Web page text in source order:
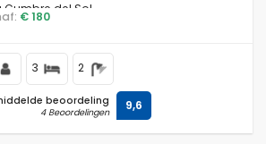
del Sol.
€ 180
3 2
beoordeling
4 Beoordelingen 9,6